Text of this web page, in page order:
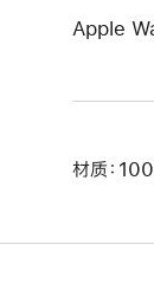
Apple
材质：